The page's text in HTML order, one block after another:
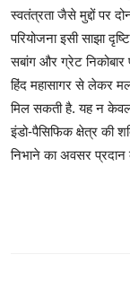
स्वतंत्रता जैसे मुद्दों पर
परियोजना इसी साझा
सबांग और ग्रेट निकोबार
हिंद महासागर से लेकर
मिल सकती है. यह न केवल
इंडो-पैसिफिक क्षेत्र की
निभाने का अवसर प्रदान